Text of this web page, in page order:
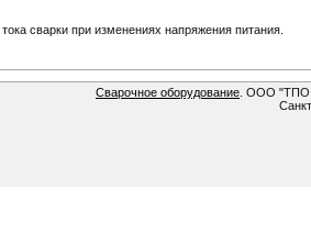
сварки при изменениях напряжения питания.
Сварочное оборудование . ООО "ТПО